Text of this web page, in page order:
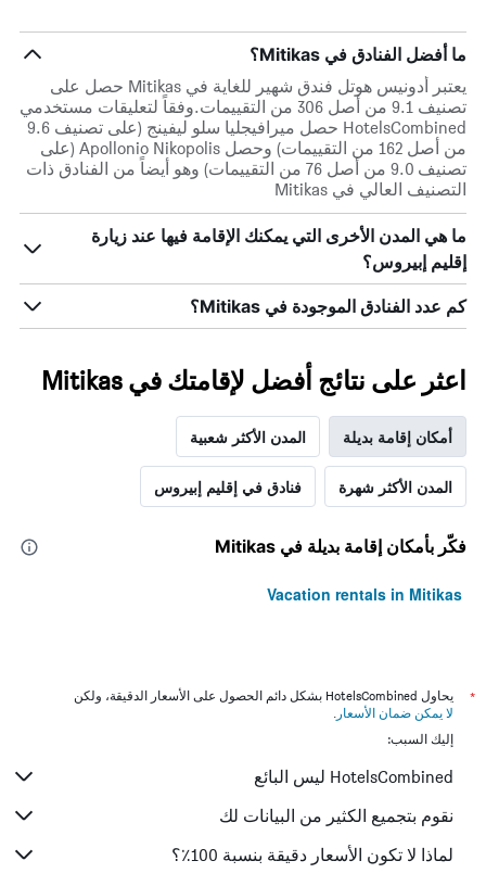
ما أفضل الفنادق في Mitikas؟
يعتبر أدونيس هوتل فندق شهير للغاية في Mitikas حصل على
تصنيف 9.1 من أصل 306 من التقييمات.وفقاً لتعليقات مستخدمي
HotelsCombined حصل ميرافيجليا سلو ليفينج (على تصنيف 9.6
من أصل 162 من التقييمات) وحصل Apollonio Nikopolis (على
تصنيف 9.0 من أصل 76 من التقييمات) وهو أيضاً من الفنادق ذات
التصنيف العالي في Mitikas
ما هي المدن الأخرى التي يمكنك الإقامة فيها عند زيارة
إقليم إبيروس؟
كم عدد الفنادق الموجودة في Mitikas؟
اعثر على نتائج أفضل لإقامتك في Mitikas
أمكان إقامة بديلة المدن الأكثر شعبية
المدن الأكثر شهرة فنادق في إقليم إبيروس
فكّر بأمكان إقامة بديلة في Mitikas
Vacation rentals in Mitikas
*
يحاول HotelsCombined بشكل دائم الحصول على الأسعار الدقيقة، ولكن
لا يمكن ضمان الأسعار .
إليك السبب:
HotelsCombined ليس البائع
نقوم بتجميع الكثير من البيانات لك
لماذا لا تكون الأسعار دقيقة بنسبة 100٪؟